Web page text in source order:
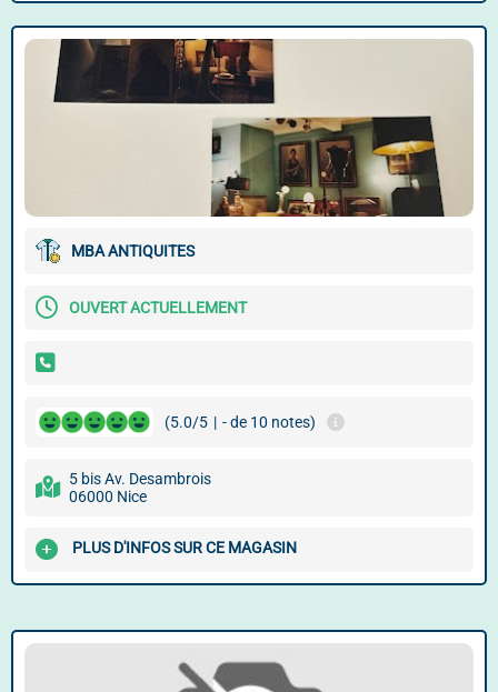
MBA ANTIQUITES
OUVERT ACTUELLEMENT
(5.0/5 | - de 10 notes)
5 bis Av. Desambrois
06000 Nice
PLUS D'INFOS SUR CE MAGASIN